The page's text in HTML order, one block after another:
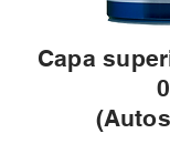
Capa